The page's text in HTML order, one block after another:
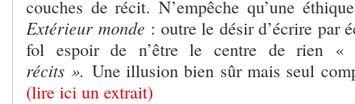
couches de récit. N’empêche qu’une
Extérieur monde : outre le désir d’écrire par
fol espoir de n’être le centre de rien
récits ». Une illusion bien sûr mais seul
(lire ici un extrait)